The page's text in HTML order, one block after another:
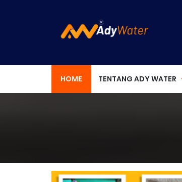
HOME TENTANG ADY WATER